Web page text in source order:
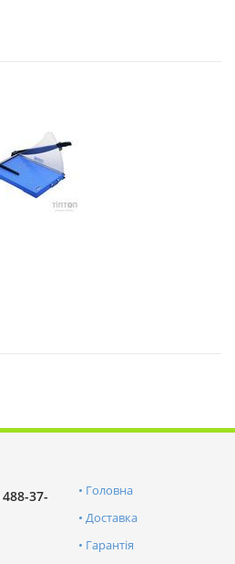
37-
Головна
Доставка
Гарантія